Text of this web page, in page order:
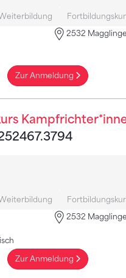
2532
Zur Anmeldung
2532
Zur Anmeldung